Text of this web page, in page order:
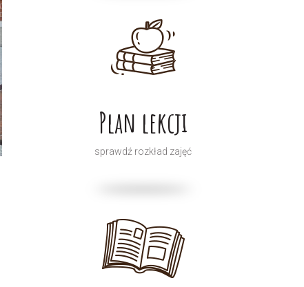
Plan lekcji
sprawdź rozkład zajęć